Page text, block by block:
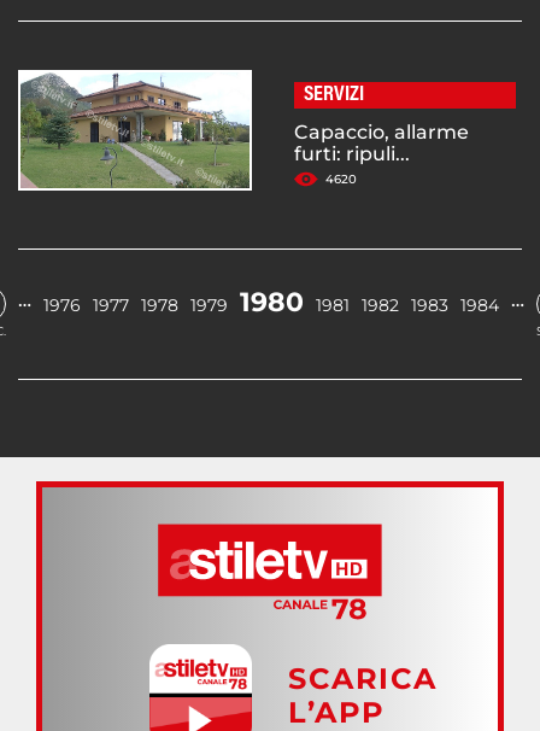
SERVIZI
Capaccio, allarme
furti: ripuli...
4620
… 1976 1977 1978 1979 1980 1981 1982 1983 1984 …
SCARICA
L’APP